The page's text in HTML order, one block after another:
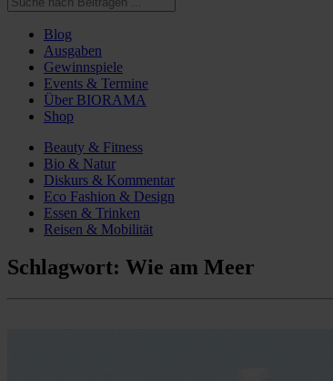
Blog
Ausgaben
Gewinnspiele
Events & Termine
Über BIORAMA
Shop
Beauty & Fitness
Bio & Natur
Diskurs & Kommentar
Eco Fashion & Design
Essen & Trinken
Reisen & Mobilität
Schlagwort: Wie am Meer